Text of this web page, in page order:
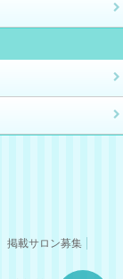
掲載サロン募集